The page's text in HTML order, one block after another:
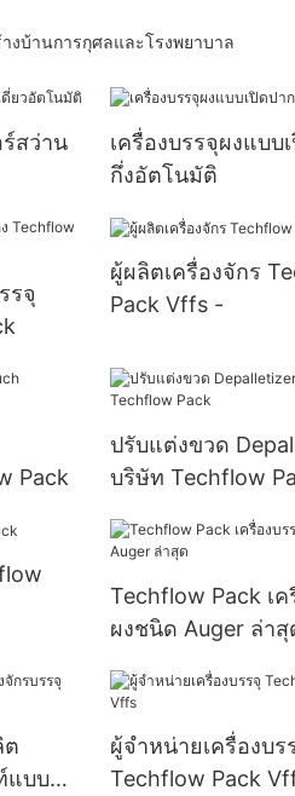
งบ้านการกุศลและโรงพยาบาล
ร์สว่าน
เครื่องบรรจุผงแบบ
กึ่งอัตโนมัติ
รจุ
ผู้ผลิตเครื่องจักร
Pack Vffs -
Pack
ปรับแต่งขวด
บริษัท Techflow
Techflow Pack เค
ผงชนิด Auger ล่าสุ
ต
แบบ
ผู้จำหน่ายเครื่องบร
Techflow Pack